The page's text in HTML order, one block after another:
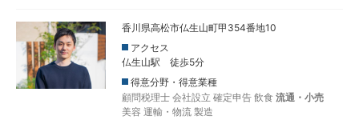
香川県高松市仏生山町甲354番地10
アクセス
仏生山駅 徒歩5分
得意分野・得意業種
顧問税理士 会社設立 確定申告 飲食 流通・小売
美容 運輸・物流 製造